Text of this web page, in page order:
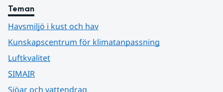
Teman
Havsmiljö i kust och hav
Kunskapscentrum för klimatanpassning
Luftkvalitet
SIMAIR
Sjöar och vattendrag